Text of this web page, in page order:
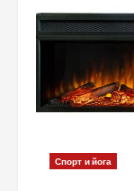
ь
т
е Спорт и йога